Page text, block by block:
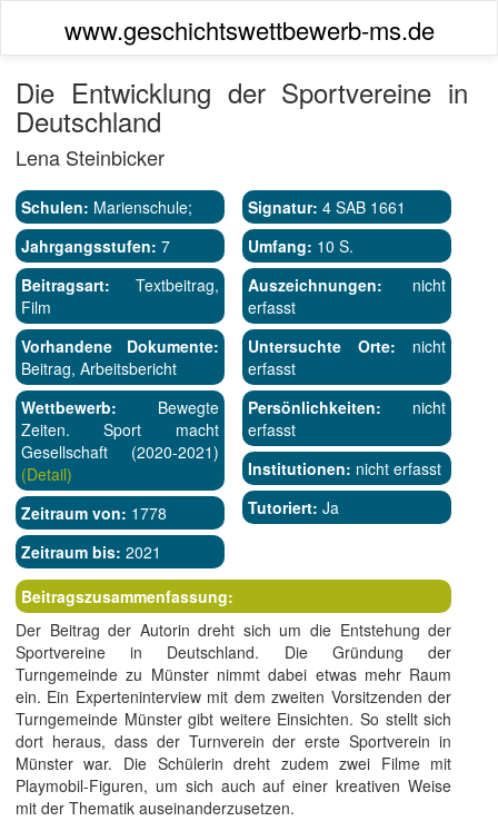
www.geschichtswettbewerb-ms.de
Die Entwicklung der Sportvereine in
Deutschland
Lena Steinbicker
Schulen: Marienschule;
Jahrgangsstufen: 7
Beitragsart: Textbeitrag,
Film
Vorhandene Dokumente:
Beitrag, Arbeitsbericht
Wettbewerb: Bewegte
Zeiten. Sport macht
Gesellschaft (2020-2021)
(Detail)
Zeitraum von: 1778
Zeitraum bis: 2021
Signatur: 4 SAB 1661
Umfang: 10 S.
Auszeichnungen: nicht
erfasst
Untersuchte Orte: nicht
erfasst
Persönlichkeiten: nicht
erfasst
Institutionen: nicht erfasst
Tutoriert: Ja
Beitragszusammenfassung:
Der Beitrag der Autorin dreht sich um die Entstehung der
Sportvereine in Deutschland. Die Gründung der
Turngemeinde zu Münster nimmt dabei etwas mehr Raum
ein. Ein Experteninterview mit dem zweiten Vorsitzenden der
Turngemeinde Münster gibt weitere Einsichten. So stellt sich
dort heraus, dass der Turnverein der erste Sportverein in
Münster war. Die Schülerin dreht zudem zwei Filme mit
Playmobil-Figuren, um sich auch auf einer kreativen Weise
mit der Thematik auseinanderzusetzen.